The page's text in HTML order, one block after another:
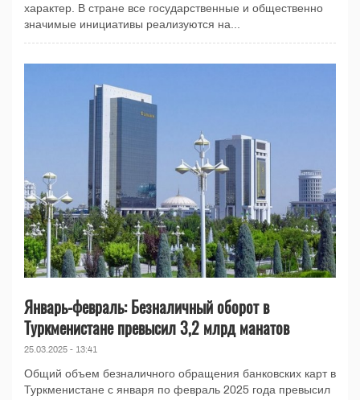
характер. В стране все государственные и общественно
значимые инициативы реализуются на...
Январь-февраль: Безналичный оборот в
Туркменистане превысил 3,2 млрд манатов
25.03.2025 - 13:41
Общий объем безналичного обращения банковских карт в
Туркменистане с января по февраль 2025 года превысил